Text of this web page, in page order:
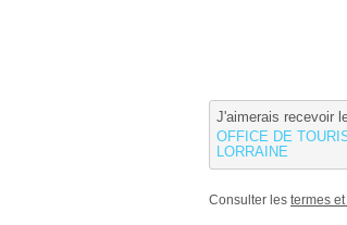
J'aimerais recevoir
OFFICE DE
LORRAINE
Consulter les termes